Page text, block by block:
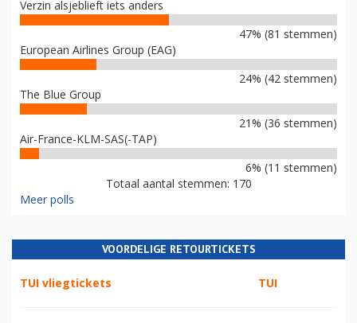
Verzin alsjeblieft iets anders
47% (81 stemmen)
European Airlines Group (EAG)
24% (42 stemmen)
The Blue Group
21% (36 stemmen)
Air-France-KLM-SAS(-TAP)
6% (11 stemmen)
Totaal aantal stemmen: 170
Meer polls
VOORDELIGE RETOURTICKETS
TUI vliegtickets TUI